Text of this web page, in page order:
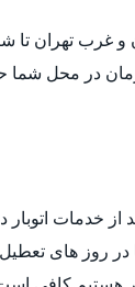
و غرب تهران
در محل
از خدمات اتوبار
در روز های